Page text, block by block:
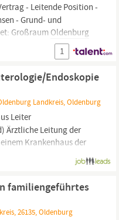
- Leitende Position -
- Grund- und
Großraum Oldenburg
im Großraum
Zeitpunkt einen
(m/w/d) zur Unterstützung
1
Endoskopie
Landkreis, Oldenburg
Leiter
Ärztliche Leitung der
Krankenhaus der
der
von Mitarbeitern.
familiengeführtes
26135, Oldenburg